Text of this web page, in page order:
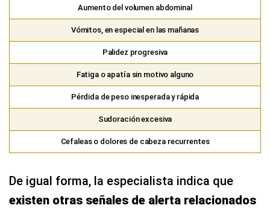
Aumento del volumen abdominal
Vómitos, en especial en las mañanas
Palidez progresiva
Fatiga o apatía sin motivo alguno
Pérdida de peso inesperada y rápida
Sudoración excesiva
Cefaleas o dolores de cabeza recurrentes
De igual forma, la especialista indica que
existen otras señales de alerta relacionados